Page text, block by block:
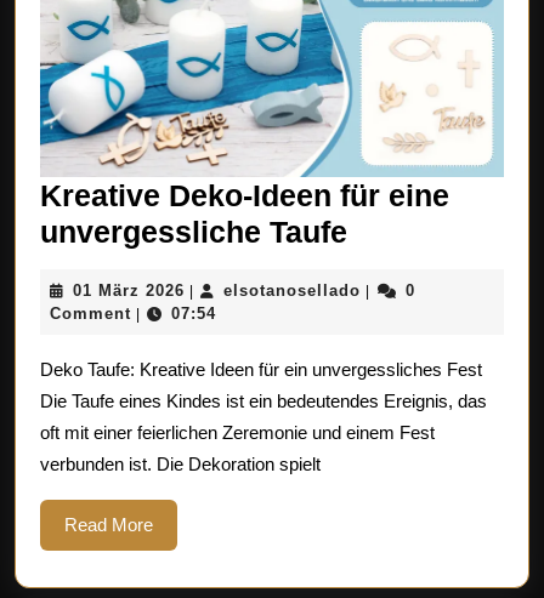
Kreative Deko-Ideen für eine
unvergessliche Taufe
Ideen
eine
Taufe
01 März 2026 01
März
elsotanosellado elsotanosellado
0
Comment
07:54
Deko Taufe: Kreative Ideen für ein unvergessliches Fest
Die Taufe eines Kindes ist ein bedeutendes Ereignis, das
oft mit einer feierlichen Zeremonie und einem Fest
verbunden ist. Die Dekoration spielt
Read MoreRead
More